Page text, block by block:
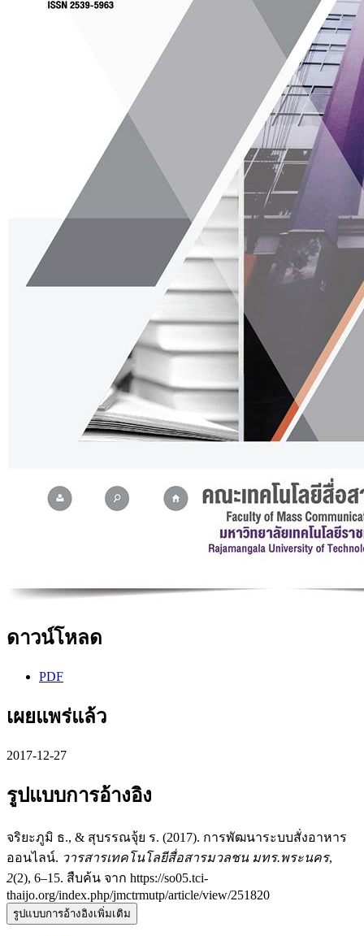
ดาวน์โหลด
PDF
เผยแพร่แล้ว
2017-12-27
รูปแบบการอ้างอิง
จริยะภูมิ ธ., & สุบรรณจุ้ย ร. (2017). การพัฒนาระบบสั่งอาหาร
ออนไลน์. วารสารเทคโนโลยีสื่อสารมวลชน มทร.พระนคร,
2(2), 6–15. สืบค้น จาก https://so05.tci-
thaijo.org/index.php/jmctrmutp/article/view/251820
รูปแบบการอ้างอิงเพิ่มเติม